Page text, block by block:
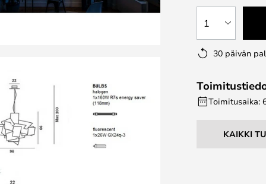
1
30 päivän
Toimitusaika:
KAIKKI